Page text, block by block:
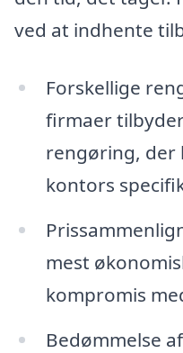
ved at indhente
Forskellige
firmaer
rengøring, der
kontors
mest
kompromis
Bedømmelse